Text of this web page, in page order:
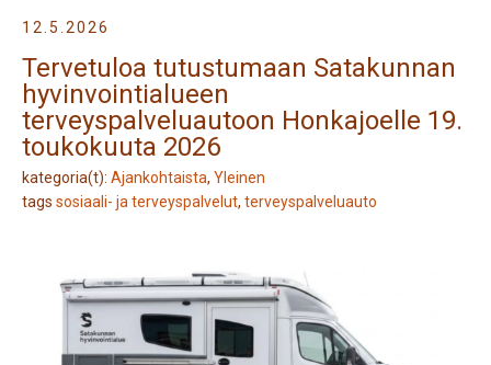
12.5.2026
Tervetuloa tutustumaan Satakunnan
hyvinvointialueen
terveyspalveluautoon Honkajoelle 19.
toukokuuta 2026
kategoria(t): Ajankohtaista, Yleinen
tags sosiaali- ja terveyspalvelut, terveyspalveluauto